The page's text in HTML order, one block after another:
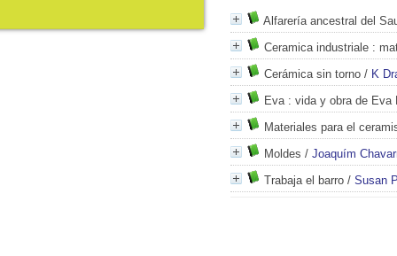
Alfarería ancestral del
Ceramica industriale :
Cerámica sin torno / K
Eva: vida y obra de Eva
Materiales para el
Moldes / Joaquím
Trabaja el barro / Susan